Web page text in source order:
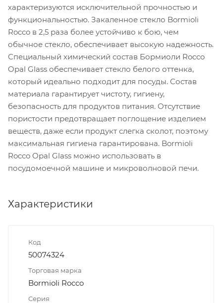
характеризуются исключительной прочностью и
функциональностью. Закаленное стекло Bormioli
Rocco в 2,5 раза более устойчиво к бою, чем
обычное стекло, обеспечивает высокую надежность.
Специальный химический состав Бормиоли Rocco
Opal Glass обеспечивает стекло белого оттенка,
который идеально подходит для посуды. Состав
материала гарантирует чистоту, гигиену,
безопасность для продуктов питания. Отсутствие
пористости предотвращает поглощение изделием
веществ, даже если продукт слегка сколот, поэтому
максимальная гигиена гарантирована. Bormioli
Rocco Opal Glass можно использовать в
посудомоечной машине и микроволновой печи.
Характеристики
Код
50074324
Торговая марка
Bormioli Rocco
Серия